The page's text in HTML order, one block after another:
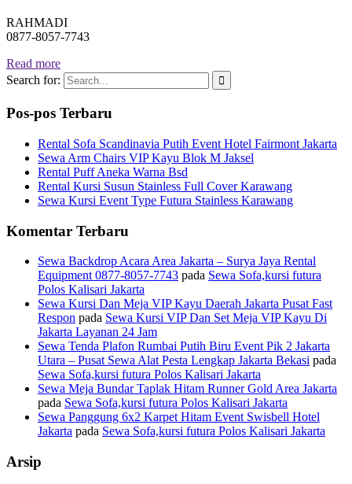
RAHMADI
0877-8057-7743
Read more
Search for:
Pos-pos Terbaru
Rental Sofa Scandinavia Putih Event Hotel Fairmont Jakarta
Sewa Arm Chairs VIP Kayu Blok M Jaksel
Rental Puff Aneka Warna Bsd
Rental Kursi Susun Stainless Full Cover Karawang
Sewa Kursi Event Type Futura Stainless Karawang
Komentar Terbaru
Sewa Backdrop Acara Area Jakarta – Surya Jaya Rental
Equipment 0877-8057-7743 pada Sewa Sofa,kursi futura
Polos Kalisari Jakarta
Sewa Kursi Dan Meja VIP Kayu Daerah Jakarta Pusat Fast
Respon pada Sewa Kursi VIP Dan Set Meja VIP Kayu Di
Jakarta Layanan 24 Jam
Sewa Tenda Plafon Rumbai Putih Biru Event Pik 2 Jakarta
Utara – Pusat Sewa Alat Pesta Lengkap Jakarta Bekasi pada
Sewa Sofa,kursi futura Polos Kalisari Jakarta
Sewa Meja Bundar Taplak Hitam Runner Gold Area Jakarta
pada Sewa Sofa,kursi futura Polos Kalisari Jakarta
Sewa Panggung 6x2 Karpet Hitam Event Swisbell Hotel
Jakarta pada Sewa Sofa,kursi futura Polos Kalisari Jakarta
Arsip